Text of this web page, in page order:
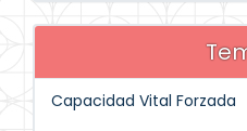
Capacidad Vital Forzada